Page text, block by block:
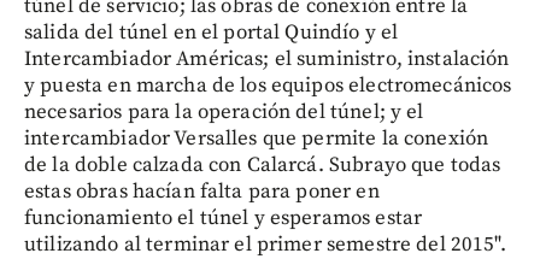
túnel de servicio; las obras de conexión entre la
salida del túnel en el portal Quindío y el
Intercambiador Américas; el suministro, instalación
y puesta en marcha de los equipos electromecánicos
necesarios para la operación del túnel; y el
intercambiador Versalles que permite la conexión
de la doble calzada con Calarcá. Subrayo que todas
estas obras hacían falta para poner en
funcionamiento el túnel y esperamos estar
utilizando al terminar el primer semestre del 2015".